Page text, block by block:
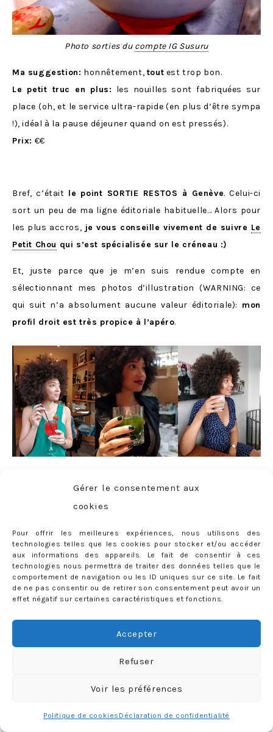
Gérer le consentement aux
cookies
Pour offrir les meilleures expériences, nous utilisons des
technologies telles que les cookies pour stocker et/ou accéder
aux informations des appareils. Le fait de consentir à ces
technologies nous permettra de traiter des données telles que le
comportement de navigation ou les ID uniques sur ce site. Le fait
de ne pas consentir ou de retirer son consentement peut avoir un
effet négatif sur certaines caractéristiques et fonctions.
Accepter
Refuser
Voir les préférences
Politique de cookies Déclaration de confidentialité
Photo sorties du compte IG Susuru
Ma suggestion: honnêtement, tout est trop bon.
Le petit truc en plus: les nouilles sont fabriquées sur
place (oh, et le service ultra-rapide (en plus d’être sympa
!), idéal à la pause déjeuner quand on est pressés).
Prix: €€
Bref, c’était le point SORTIE RESTOS à Genève. Celui-ci
sort un peu de ma ligne éditoriale habituelle… Alors pour
les plus accros, je vous conseille vivement de suivre Le
Petit Chou qui s’est spécialisée sur le créneau :)
Et, juste parce que je m’en suis rendue compte en
sélectionnant mes photos d’illustration (WARNING: ce
qui suit n’a absolument aucune valeur éditoriale): mon
profil droit est très propice à l’apéro.
best restaurants,Café des Bains,Ciro,Cottage Café,
FMR,Funky Monkey Room,Geneva, Geneve,La Petite
Vendée,Les 5 Portes ,meilleur brunch, meilleur
burger ,meilleur ramen,meilleure pizza,meilleures
,où manger
ramen,restaurant italien,restaurant vegan,
restaurant végétarien,Scalea
, Switzerland,
Fratelli